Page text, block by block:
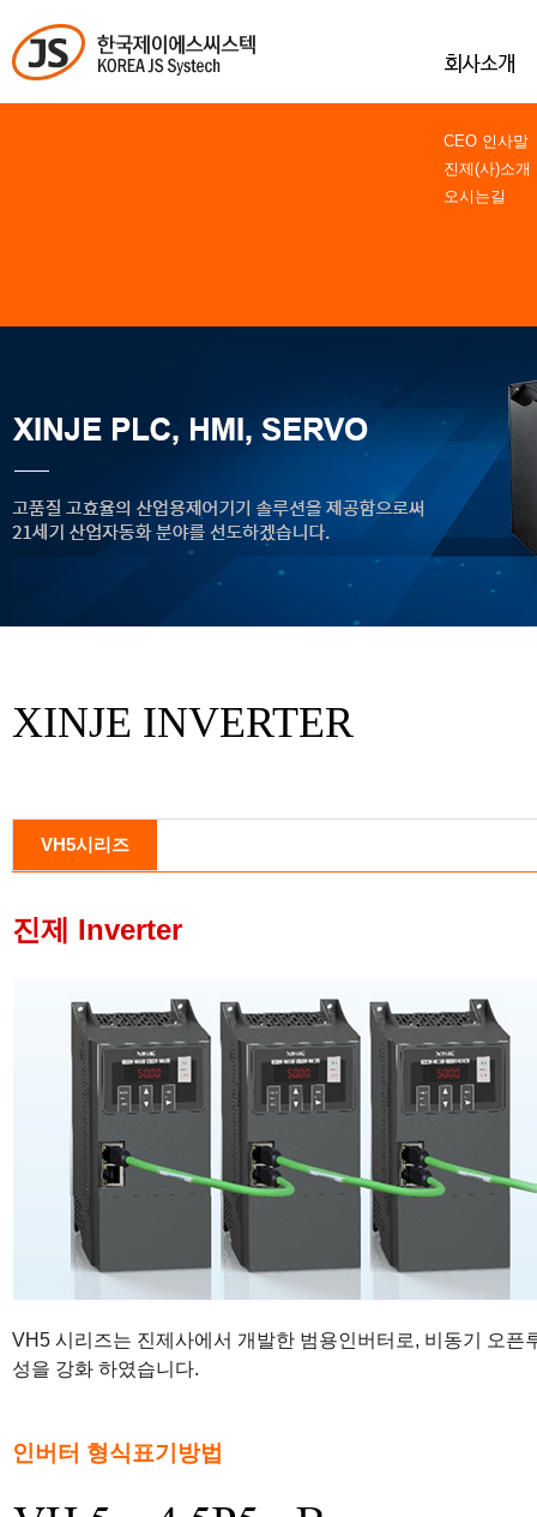
CEO 인사말
진제(사)소개
오시는길
XINJE INVERTER
VH5시리즈
진제 Inverter
VH5 시리즈는 진제사에서 개발한 범용인버터로, 비동기 오
성을 강화 하였습니다.
인버터 형식표기방법